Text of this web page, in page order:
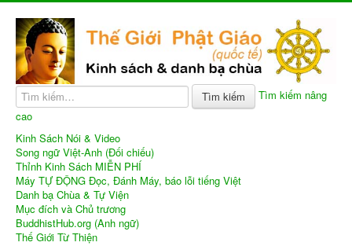
Tìm kiếm
Tìm kiếm nâng
cao
Kinh Sách Nói & Video
Song ngữ Việt-Anh (Đối chiếu)
Thỉnh Kinh Sách MIỄN PHÍ
Máy TỰ ĐỘNG Đọc, Đánh Máy, báo lỗi tiếng Việt
Danh bạ Chùa & Tự Viện
Mục đích và Chủ trương
BuddhistHub.org (Anh ngữ)
Thế Giới Từ Thiện